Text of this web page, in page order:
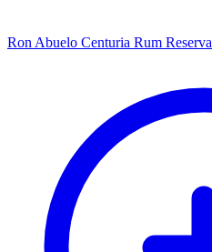
Ron Abuelo Centuria Rum